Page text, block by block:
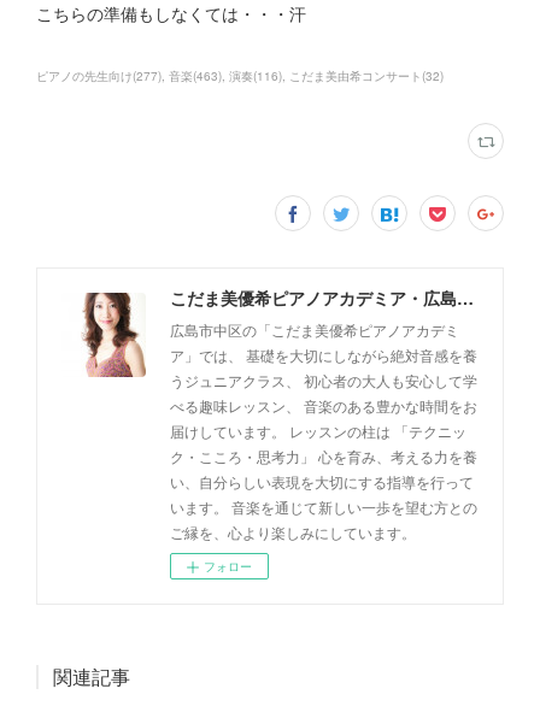
こちらの準備もしなくては・・・汗
ピアノの先生向け(277) 音楽(463) 演奏(116) こだま美由希コンサート (32)
こだま美優希ピアノアカデミア・広島市中区
広島市中区の「こだま美優希ピアノアカデミ
ア」では、 基礎を大切にしながら絶対音感を養
うジュニアクラス、 初心者の大人も安心して学
べる趣味レッスン、 音楽のある豊かな時間をお
届けしています。 レッスンの柱は 「テクニッ
ク・こころ・思考力」 心を育み、考える力を養
い、自分らしい表現を大切にする指導を行って
います。 音楽を通じて新しい一歩を望む方との
ご縁を、心より楽しみにしています。
フォロー
関連記事